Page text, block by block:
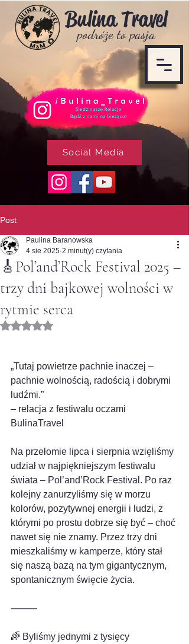
Bulina Travel
podróże to pasja
Social Media
Post
🎸Pol’and’Rock Festival 2025 –
trzy dni bajkowej wolności w
rytmie serca
Paulina Baranowska
4 sie 2025 2 minut(y) czytania
Oceniono na NaN z 5 gwiazdek.
„Tutaj powietrze pachnie inaczej –
pachnie wolnością, radością i dobrymi
ludźmi.”
– relacja z festiwalu oczami
BulinaTravel
Na przełomie lipca i sierpnia wzięliśmy
udział w najpiękniejszym festiwalu
świata – Pol’and’Rock Festival. Po raz
kolejny zanurzyliśmy się w morzu
kolorów, pozytywnej energii i ludzi, z
którymi po prostu dobrze się być – choć
nawet się nie znamy. Przez trzy dni
mieszkaliśmy w kamperze, który stał
się naszą bazą na tym gigantycznym,
spontanicznym święcie życia.
⸻
🌈 Byliśmy jednymi z tysięcy